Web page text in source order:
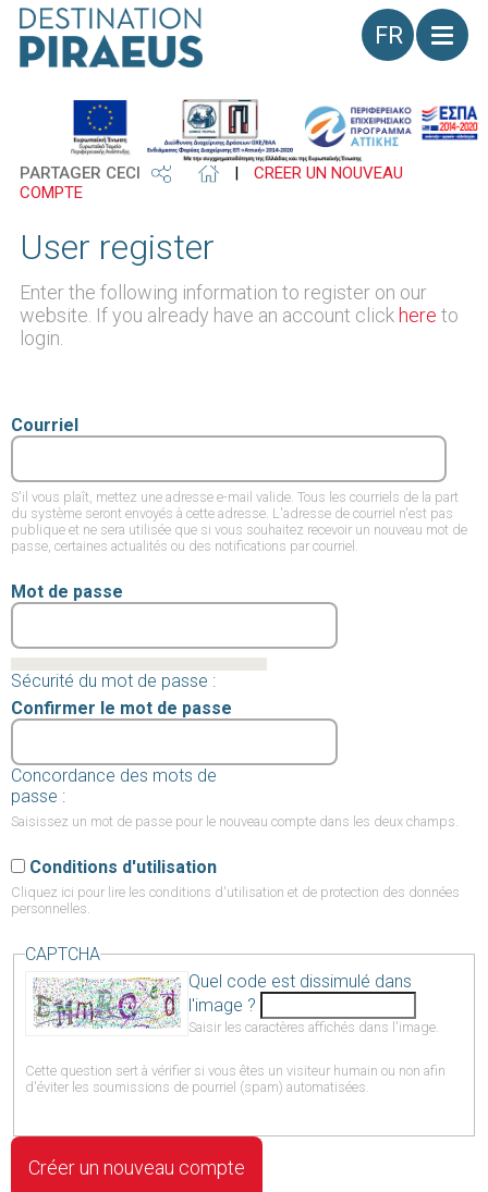
Langue
PARTAGER CECI |
CRÉER UN NOUVEAU
COMPTE
User register
Enter the following information to register on our
website. If you already have an account click here to
login.
Courriel
S'il vous plaît, mettez une adresse e-mail valide. Tous les courriels de la part
du système seront envoyés à cette adresse. L'adresse de courriel n'est pas
publique et ne sera utilisée que si vous souhaitez recevoir un nouveau mot de
passe, certaines actualités ou des notifications par courriel.
Mot de passe
Sécurité du mot de passe :
Confirmer le mot de passe
Concordance des mots de
passe :
Saisissez un mot de passe pour le nouveau compte dans les deux champs.
Conditions d'utilisation
Cliquez ici pour lire les conditions d'utilisation et de protection des données
personnelles.
CAPTCHA
Quel code est dissimulé dans
l'image ?
Saisir les caractères affichés dans l'image.
Cette question sert à vérifier si vous êtes un visiteur humain ou non afin
d'éviter les soumissions de pourriel (spam) automatisées.